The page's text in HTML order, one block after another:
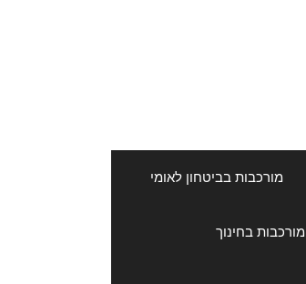
מורכבות בביטחון לאומי
מורכבות בחינוך